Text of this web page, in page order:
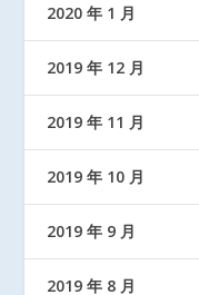
2020 年 1 月
2019 年 12 月
2019 年 11 月
2019 年 10 月
2019 年 9 月
2019 年 8 月